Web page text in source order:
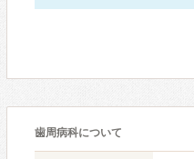
歯周病科について